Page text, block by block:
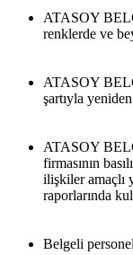
ATASOY
renklerde ve
ATASOY
şartıyla
ATASOY
firmasının
ilişkiler amaçlı
raporlarında
Belgeli